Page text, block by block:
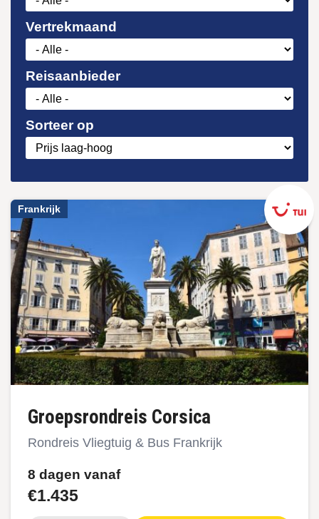
Vertrekmaand
Reisaanbieder
Sorteer op
Frankrijk
Groepsrondreis Corsica
Rondreis Vliegtuig & Bus Frankrijk
8 dagen vanaf
€1.435